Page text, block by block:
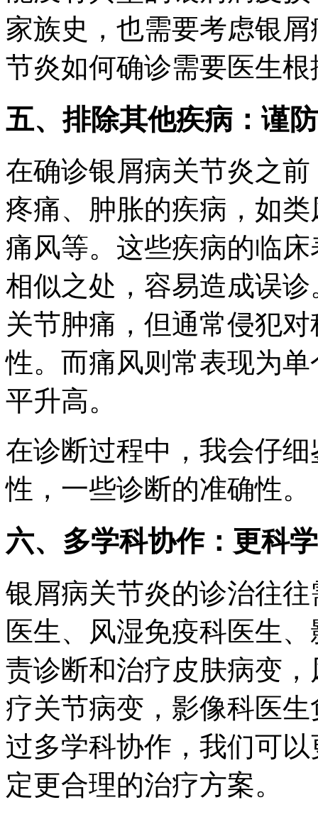
家族史，也需要考虑银
节炎如何确诊需要医生
五、排除其他疾病：谨
在确诊银屑病关节炎之
疼痛、肿胀的疾病，如
痛风等。这些疾病的临
相似之处，容易造成误
关节肿痛，但通常侵犯
性。而痛风则常表现为
平升高。
在诊断过程中，我会仔
性，一些诊断的准确性。
六、多学科协作：更科
银屑病关节炎的诊治往
医生、风湿免疫科医生
责诊断和治疗皮肤病变
疗关节病变，影像科医
过多学科协作，我们可
定更合理的治疗方案。